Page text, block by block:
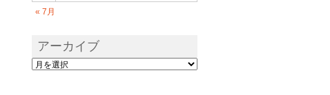
« 7月
アーカイブ